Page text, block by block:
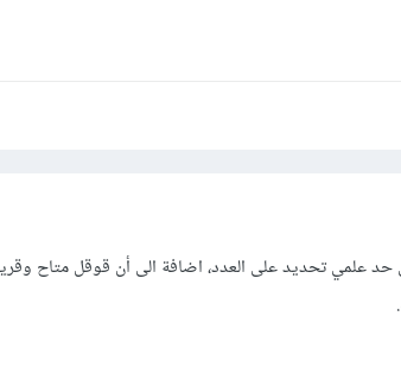
حد علمي تحديد على العدد، اضافة الى أن قوقل متاح